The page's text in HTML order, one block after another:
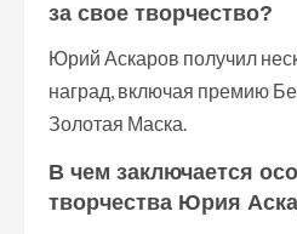
за свое творчество?
Юрий Аскаров получил
наград, включая премию
Золотая Маска.
В чем заключается
творчества Юрия